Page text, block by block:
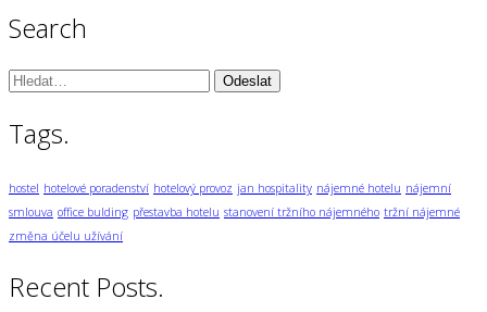
Search
Vyhledávání:
Tags.
hostel hotelové poradenství hotelový provoz jan hospitality nájemné hotelu nájemní
smlouva office bulding přestavba hotelu stanovení tržního nájemného tržní nájemné
změna účelu užívání
Recent Posts.